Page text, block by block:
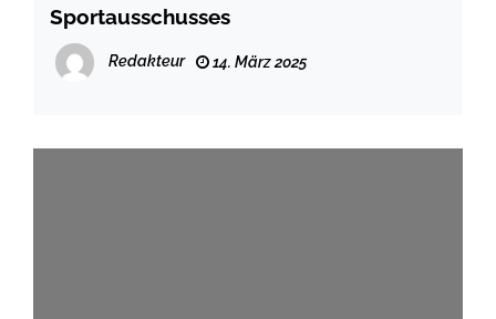
Sportausschusses
Redakteur 14. März 2025